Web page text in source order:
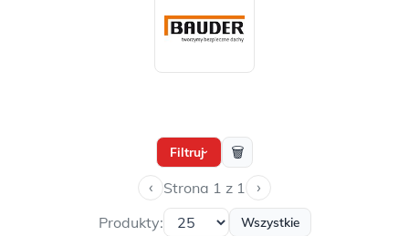
Filtruj› 🗑
‹ Strona 1 z 1 ›
Produkty: Wszystkie